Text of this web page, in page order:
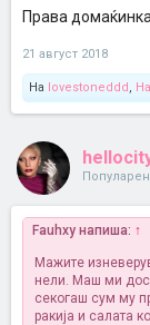
Права домаќинка
21 август 2018
На lovestoneddd,
Fauhxy напиша: ↑
Мажите
нели. Маш ми
секогаш сум му
ракија и салата